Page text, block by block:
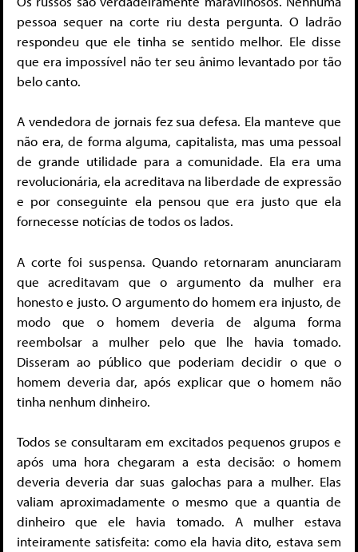
pessoa sequer na corte riu desta pergunta. O ladrão
respondeu que ele tinha se sentido melhor. Ele disse
que era impossível não ter seu ânimo levantado por tão
belo canto.
A vendedora de jornais fez sua defesa. Ela manteve que
não era, de forma alguma, capitalista, mas uma pessoal
de grande utilidade para a comunidade. Ela era uma
revolucionária, ela acreditava na liberdade de expressão
e por conseguinte ela pensou que era justo que ela
fornecesse notícias de todos os lados.
A corte foi suspensa. Quando retornaram anunciaram
que acreditavam que o argumento da mulher era
honesto e justo. O argumento do homem era injusto, de
modo que o homem deveria de alguma forma
reembolsar a mulher pelo que lhe havia tomado.
Disseram ao público que poderiam decidir o que o
homem deveria dar, após explicar que o homem não
tinha nenhum dinheiro.
Todos se consultaram em excitados pequenos grupos e
após uma hora chegaram a esta decisão: o homem
deveria deveria dar suas galochas para a mulher. Elas
valiam aproximadamente o mesmo que a quantia de
dinheiro que ele havia tomado. A mulher estava
inteiramente satisfeita: como ela havia dito, estava sem